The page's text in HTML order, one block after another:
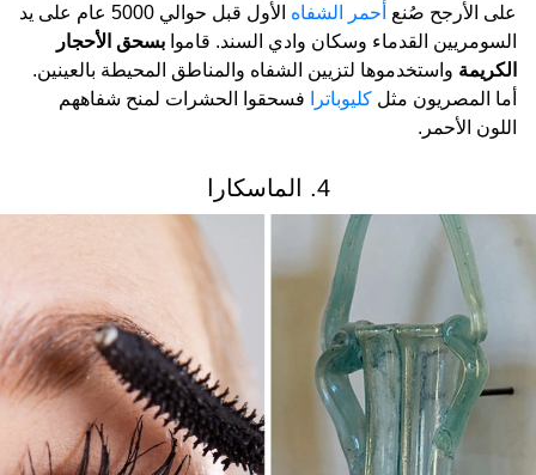
على الأرجح صُنع أحمر الشفاه
الأول قبل حوالي 5000 عام على يد
السومريين القدماء وسكان وادي السند. قاموا بسحق الأحجار
الكريمة واستخدموها لتزيين الشفاه والمناطق المحيطة بالعينين.
أما المصريون مثل كليوباترا
فسحقوا الحشرات لمنح شفاههم
اللون الأحمر.
4. الماسكارا